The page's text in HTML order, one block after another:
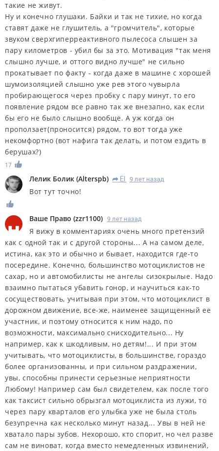
такие не живут.
Ну и конечно глушаки. Байки и так не тихие, но когда
ставят даже не глушитель, а "громчитель", которые
звуком сверхгиперреактивного пылесоса слышен за
пару километров - убил бы за это. Мотивация "так меня
слышно лучше, и оттого видно лучше" не сильно
прокатывает по факту - когда даже в машине с хорошей
шумоизоляцией слышно уже рев этого чувырла
пробирающегося через пробку с пару минут, то его
появление рядом все равно так же внезапно, как если
бы его не было слышно вообще. А уж когда он
проползает(проносится) рядом, то вот тогда уже
некомфортно (вот нафига так делать, и потом ездить в
берушах?)
17
Лелик Болик (Alterspb) R El 9 лет назад
Вот тут точно!
Ваше Право (zzr1100) 9 лет назад
Я вижу в комментариях очень много претензий
как с одной так и с другой стороны... А на самом деле,
истина, как это и обычно и бывает, находится где-то
посередине. Конечно, большинство мотоциклистов не
сахар, но и автомобилисты не ангелы сизокрылые. Надо
взаимно пытаться убавить гонор, и научиться как-то
сосуществовать, учитывая при этом, что мотоциклист в
дорожном движение, все-же, наименее защищенный ее
участник, и поэтому относится к ним надо, по
возможности, максимально снисходительно... Ну
например, как к шкодливым, но детям!... И при этом
учитывать, что мотоциклисты, в большинстве, гораздо
более организованны, и при сильном раздражении,
увы, способны принести серьезные неприятности
Любому! Например сам был свидетелем, как после того
как таксист сильно обрызгал мотоциклиста из лужи, то
через пару кварталов его улыбка уже не была столь
безупречна как несколько минут назад... Увы в ней не
хватало пары зубов. Нехорошо, кто спорит, но чел разве
сам не виноват, когда вместо немедленных извинений,